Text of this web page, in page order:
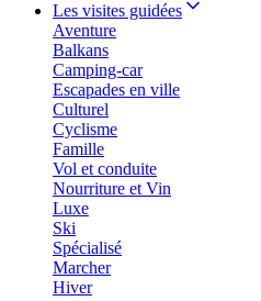
Les visites guidées
Aventure
Balkans
Camping-car
Escapades en ville
Culturel
Cyclisme
Famille
Vol et conduite
Nourriture et Vin
Luxe
Ski
Spécialisé
Marcher
Hiver